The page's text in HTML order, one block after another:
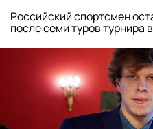
Российский спортсмен
после семи туров турнира